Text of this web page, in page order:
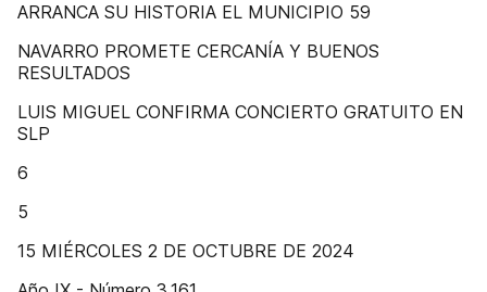
ARRANCA SU HISTORIA EL MUNICIPIO 59
NAVARRO PROMETE CERCANÍA Y BUENOS
RESULTADOS
LUIS MIGUEL CONFIRMA CONCIERTO GRATUITO EN
SLP
6
5
15 MIÉRCOLES 2 DE OCTUBRE DE 2024